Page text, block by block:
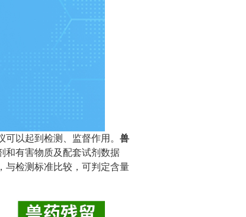
以起到检测、监督作用。 兽
和有害物质及配套试剂数据
与检测标准比较，可判定含量